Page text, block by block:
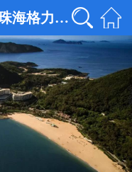
【东澳岛】东澳岛+珠海格力东澳大酒店2天